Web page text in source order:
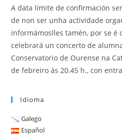
A data límite de confirmación
de non ser unha actividade
informámoslles tamén, por se é
celebrará un concerto de
Conservatorio de Ourense na
de febreiro ás 20.45 h., con
Idioma
Galego
Español